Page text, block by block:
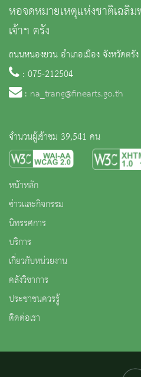
หอจดหมายเหตุแห่งชาติเฉลิ
เจ้าฯ ตรัง
ถนนหนองยวน อำเภอเมือง จังหวัดตรัง
: 075-212504
: na_trang@finearts.go.th
จำนวนผู้เข้าชม 39,541 คน
หน้าหลัก
ข่าวและกิจกรรม
นิทรรศการ
บริการ
เกี่ยวกับหน่วยงาน
คลังวิชาการ
ประชาชนควรรู้
ติดต่อเรา